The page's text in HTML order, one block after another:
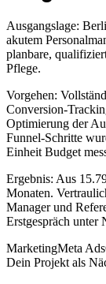
Ausgangslage:
akutem
planbare,
Pflege.
Vorgehen:
Conversion-
Optimierung der
Funnel-Schritte
Einheit Budget
Ergebnis: Aus
Monaten.
Manager und
Erstgespräch unter
MarketingMeta Ads
Dein Projekt als